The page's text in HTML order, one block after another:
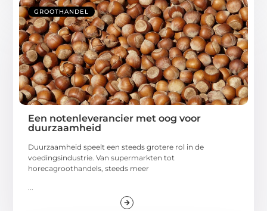
GROOTHANDEL
Een notenleverancier met oog voor
duurzaamheid
Duurzaamheid speelt een steeds grotere rol in de
voedingsindustrie. Van supermarkten tot
horecagroothandels, steeds meer
...